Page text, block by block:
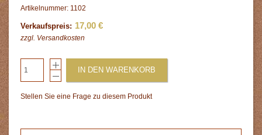
Artikelnummer: 1102
Verkaufspreis: 17,00 €
zzgl. Versandkosten
IN DEN WARENKORB
Stellen Sie eine Frage zu diesem Produkt